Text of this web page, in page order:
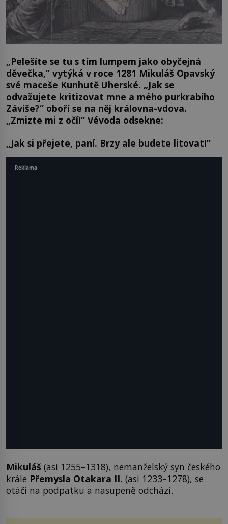
„Pelešíte se tu s tím lumpem jako obyčejná
děvečka,“ vytýká v roce 1281 Mikuláš Opavský
své maceše Kunhutě Uherské. „Jak se
odvažujete kritizovat mne a mého purkrabího
Záviše?“ oboří se na něj královna-vdova.
„Zmizte mi z očí!“ Vévoda odsekne:
„Jak si přejete, paní. Brzy ale budete litovat!“
Mikuláš (asi 1255–1318), nemanželský syn českého
krále Přemysla Otakara II. (asi 1233–1278), se
otáčí na podpatku a nasupeně odchází.
Reklama